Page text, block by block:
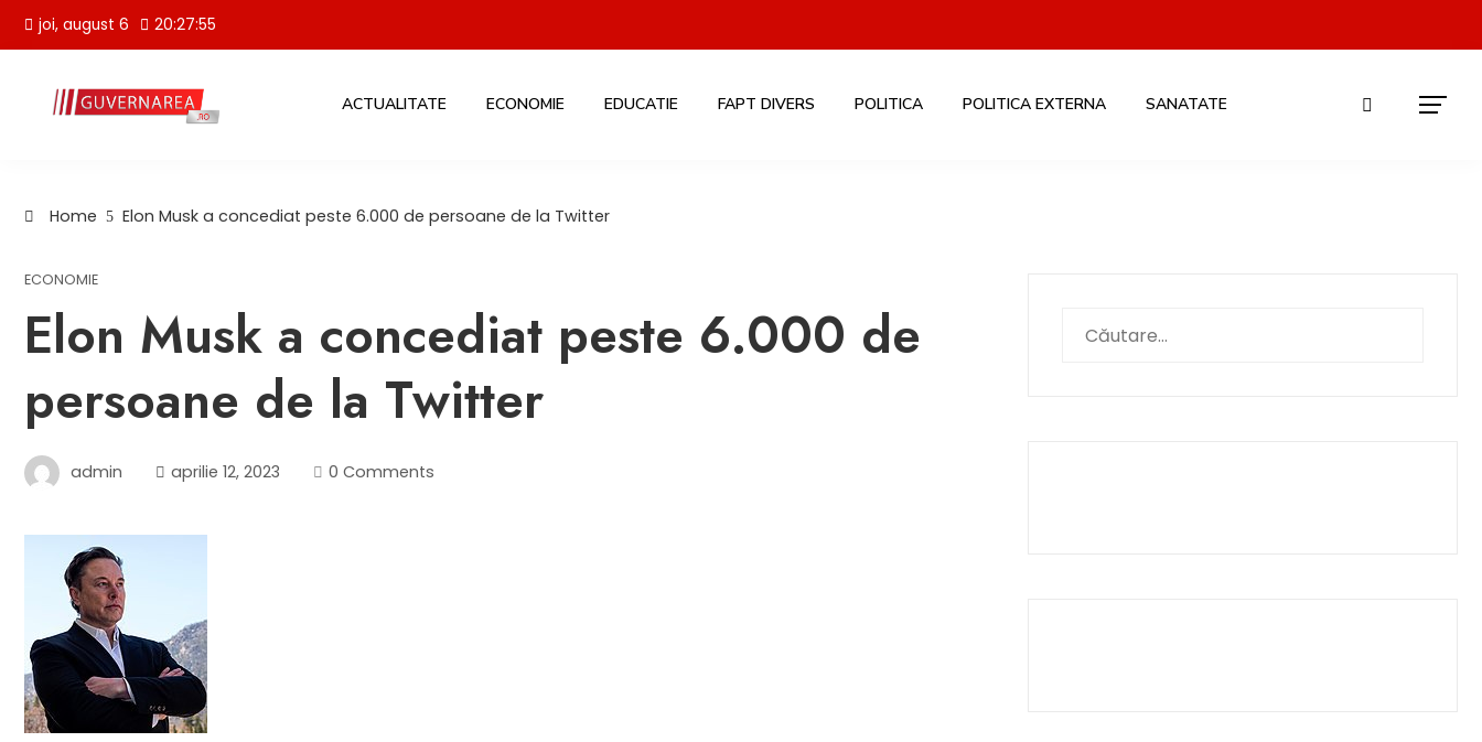
Skip joi, august 6 20:27:55
ACTUALITATE ECONOMIE EDUCATIE FAPT DIVERS POLITICA POLITICA EXTERNA SANATATE
Home Elon Musk a concediat peste 6.000 de persoane de la Twitter
ECONOMIE
Elon Musk a concediat peste 6.000 de
persoane de la Twitter
admin aprilie 12, 2023 0 Comments
după: